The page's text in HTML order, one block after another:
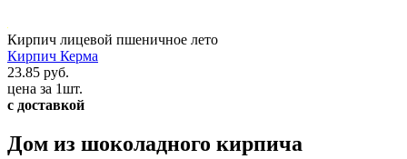
Кирпич лицевой пшеничное лето
Кирпич Керма
23.85 руб.
цена за 1шт.
с доставкой
Дом из шоколадного кирпича